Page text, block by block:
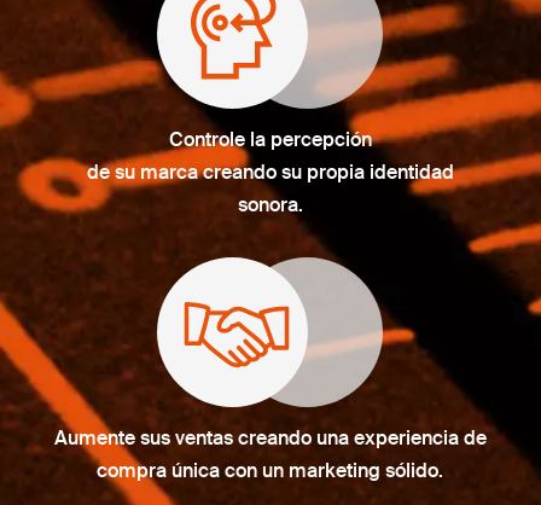
Aumente sus ventas creando una experiencia de
compra única con un marketing sólido.
Controle la percepción
de su marca creando su propia identidad
sonora.